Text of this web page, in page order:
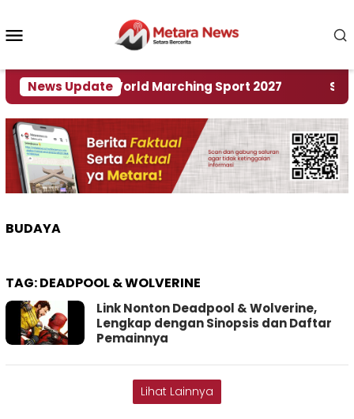
konten
News Update
Rumah World Marching Sport 2027 ‎Soal
BUDAYA
TAG:DEADPOOL & WOLVERINE
Link Nonton Deadpool & Wolverine,
Lengkap dengan Sinopsis dan Daftar
Pemainnya
Lihat Lainnya